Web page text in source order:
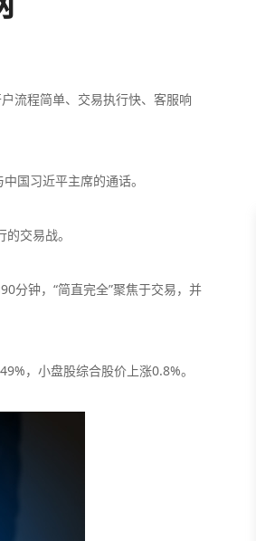
流程简单、交易执行快、客服响
国习近平主席的通话。
交易战。
分钟，“简直完全”聚焦于交易，并
，小盘股综合股价上涨0.8%。
监管中 Eightcap易汇
监管中 Ec Markets